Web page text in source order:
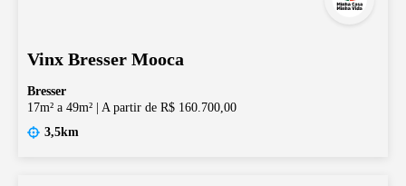
Vinx Bresser Mooca
Bresser
17m² a 49m²
A partir de R$ 160.700,00
3,5km